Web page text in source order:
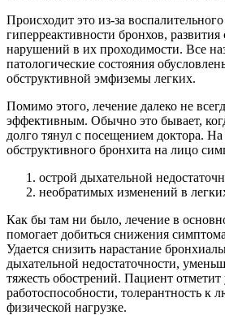
Происходит это из-за
гиперреактивности бронхов,
нарушений в их проходимости. Все
патологические состояния
обструктивной эмфиземы легких.
Помимо этого, лечение далеко не
эффективным. Обычно это бывает,
долго тянул с посещением доктора.
обструктивного бронхита на лицо
острой дыхательной
необратимых изменений в
Как бы там ни было, лечение в
помогает добиться снижения
Удается снизить нарастание
дыхательной недостаточности,
тяжесть обострений. Пациент
работоспособности, толерантность к
физической нагрузке.